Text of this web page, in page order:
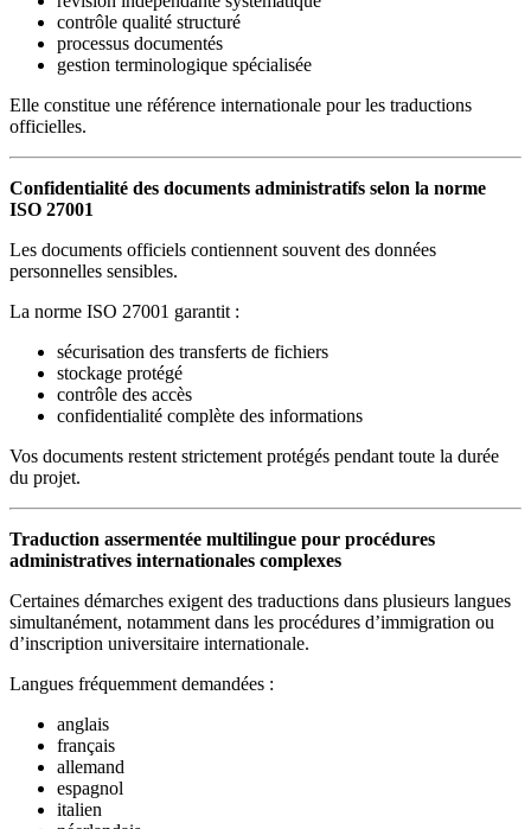
contrôle qualité structuré
processus documentés
gestion terminologique spécialisée
Elle constitue une référence internationale pour les traductions
officielles.
Confidentialité des documents administratifs selon la norme
ISO 27001
Les documents officiels contiennent souvent des données
personnelles sensibles.
La norme ISO 27001 garantit :
sécurisation des transferts de fichiers
stockage protégé
contrôle des accès
confidentialité complète des informations
Vos documents restent strictement protégés pendant toute la durée
du projet.
Traduction assermentée multilingue pour procédures
administratives internationales complexes
Certaines démarches exigent des traductions dans plusieurs langues
simultanément, notamment dans les procédures d’immigration ou
d’inscription universitaire internationale.
Langues fréquemment demandées :
anglais
français
allemand
espagnol
italien